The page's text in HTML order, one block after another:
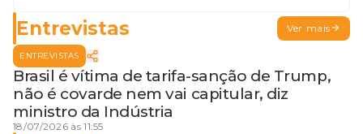
Entrevistas Ver mais
ENTREVISTAS
Brasil é vítima de tarifa-sanção de Trump,
não é covarde nem vai capitular, diz
ministro da Indústria
18/07/2026 às 11:55